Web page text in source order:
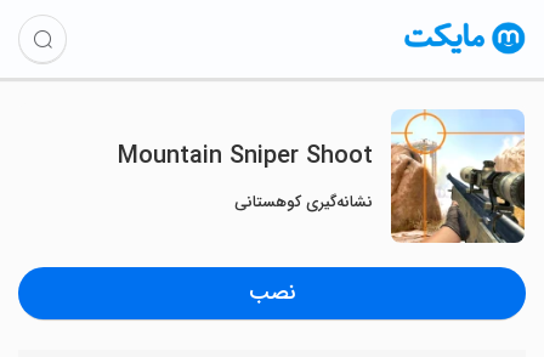
Mountain Sniper Shoot
نشانه‌گیری کوهستانی
نصب